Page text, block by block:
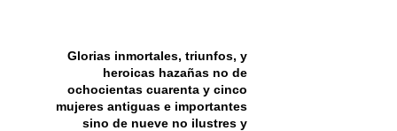
Glorias inmortales, triunfos, y
heroicas hazañas no de
ochocientas cuarenta y cinco
mujeres antiguas e importantes
sino de nueve no ilustres y